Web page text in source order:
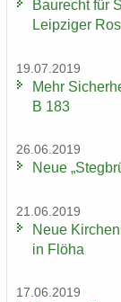
Bau­recht für
Leip­zi­ger
19.07.2019
Mehr
B 183
26.06.2019
Neue
21.06.2019
Neue
in Flöha
17.06.2019